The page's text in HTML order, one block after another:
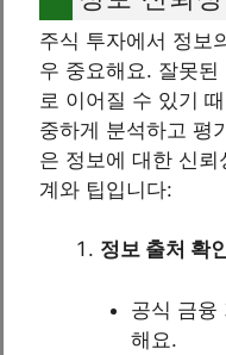
주식 투자에서 정보
우 중요해요. 잘못
로 이어질 수 있기
중하게 분석하고 평
은 정보에 대한 신
계와 팁입니다:
정보 출처 확
공식 금융
해요.